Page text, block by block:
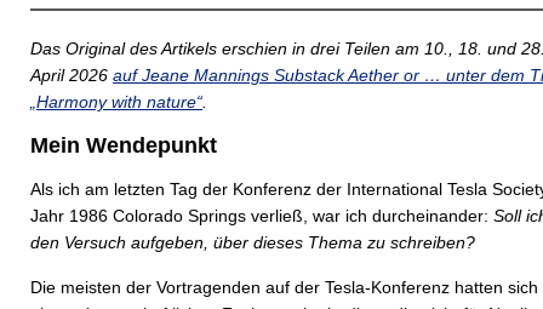
Das Original des Artikels erschien in drei Teilen am 10., 18. und
April 2026 auf Jeane Mannings Substack Aether or … unter dem
„Harmony with nature“
Mein Wendepunkt
Als ich am letzten Tag der Konferenz der International Tesla
Jahr 1986 Colorado Springs verließ, war ich durcheinander: Soll
den Versuch aufgeben, über dieses Thema zu schreiben?
Die meisten der Vortragenden auf der Tesla-Konferenz hatten sich